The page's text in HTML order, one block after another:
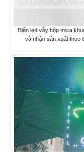
Biển led vẫy hộp mica
và nhận sản xuất theo